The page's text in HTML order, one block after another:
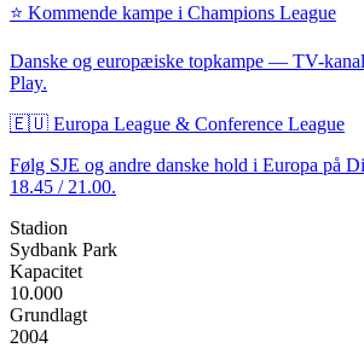
⭐ Kommende kampe i Champions League
Danske og europæiske topkampe — TV-
Play.
🇪🇺 Europa League & Conference League
Følg SJE og andre danske hold i Europa på
18.45 / 21.00.
Stadion
Sydbank Park
Kapacitet
10.000
Grundlagt
2004